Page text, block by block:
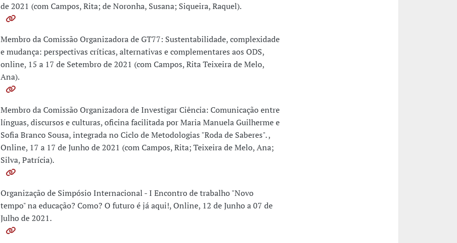
de 2021 (com Campos, Rita; de Noronha, Susana; Siqueira, Raquel).
Membro da Comissão Organizadora de GT77: Sustentabilidade, complexidade
e mudança: perspectivas críticas, alternativas e complementares aos ODS,
online, 15 a 17 de Setembro de 2021 (com Campos, Rita Teixeira de Melo,
Ana).
Membro da Comissão Organizadora de Investigar Ciência: Comunicação entre
línguas, discursos e culturas, oficina facilitada por Maria Manuela Guilherme e
Sofia Branco Sousa, integrada no Ciclo de Metodologias "Roda de Saberes". ,
Online, 17 a 17 de Junho de 2021 (com Campos, Rita; Teixeira de Melo, Ana;
Silva, Patrícia).
Organização de Simpósio Internacional - I Encontro de trabalho "Novo
tempo" na educação? Como? O futuro é já aqui!, Online, 12 de Junho a 07 de
Julho de 2021.